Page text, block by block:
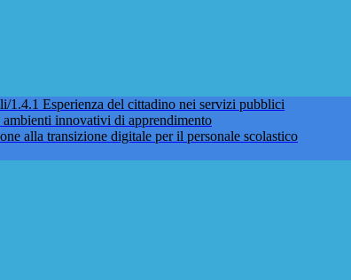
1.4.1 Esperienza del cittadino nei servizi pubblici
innovativi di apprendimento
alla transizione digitale per il personale scolastico